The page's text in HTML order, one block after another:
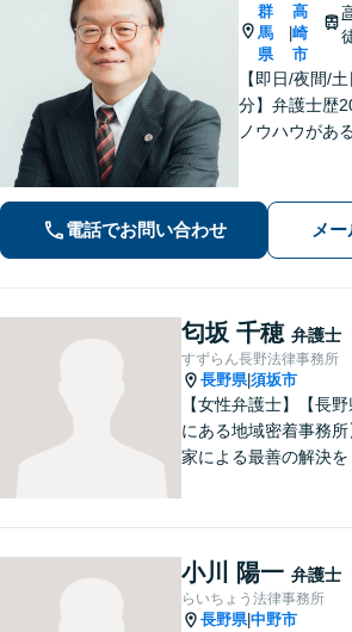
群
馬
県
高
崎
市
【即日/夜間/
分】弁護士歴
ノウハウがあ
験・ノウハウ
組んでいきま
電話でお問い合わせ メ
匂坂 千穂 弁護士
すずらん長野法律事務所
長野県|須坂市
【女性弁護士】【長
にある地域密着事務所
家による最善の解決を
スをご提供します。
小川 陽一 弁護士
らいちょう法律事務所
長野県|中野市